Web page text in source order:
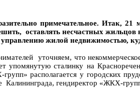
примечательное. Итак,
оставлять несчастных
жилой недвижимостью,
уточняем, что
сталинку на
располагается у городских
гендиректор «ЖКХ-